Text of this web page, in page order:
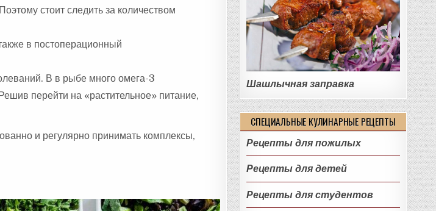
стоит следить за количеством
в постоперационный
В в рыбе много омега-3
перейти на «растительное» питание,
и регулярно принимать комплексы,
Шашлычная заправка
СПЕЦИАЛЬНЫЕ КУЛИНАРНЫЕ РЕЦЕПТЫ
Рецепты для пожилых
Рецепты для детей
Рецепты для студентов